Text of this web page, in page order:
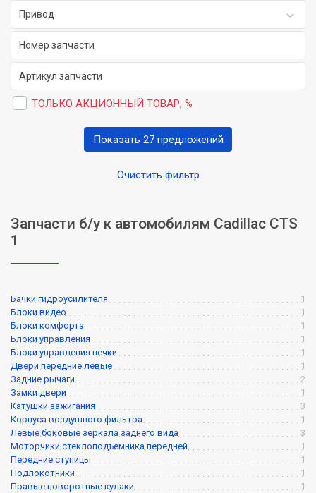
Привод
ТОЛЬКО АКЦИОННЫЙ ТОВАР, %
Очистить фильтр
Показать 27 предложений
Запчасти б/у к автомобилям Cadillac CTS
1
Бачки гидроусилителя
1
Блоки видео
1
Блоки комфорта
1
Блоки управления
1
Блоки управления печки
1
Двери передние левые
1
Задние рычаги
2
Замки двери
1
Катушки зажигания
3
Корпуса воздушного фильтра
1
Левые боковые зеркала заднего вида
3
Моторчики стеклоподъемника передней ...
1
Передние ступицы
1
Подлокотники
1
Правые поворотные кулаки
1